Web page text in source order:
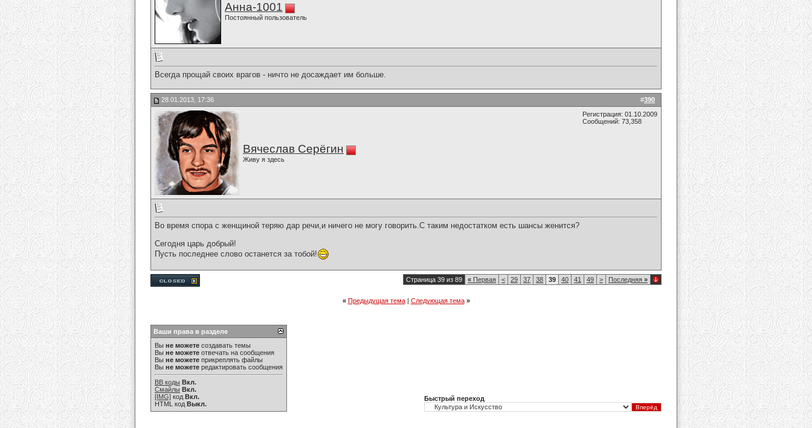
Анна-1001
Постоянный пользователь
Всегда прощай своих врагов - ничто не досаждает им больше.
#390
28.01.2013, 17:36
Вячеслав Серёгин
Живу я здесь
Регистрация: 01.10.2009
Сообщений: 73,358
Во время спора с женщиной теряю дар речи,и ничего не могу говорить.С таким недостатком есть шансы женится?
Сегодня царь добрый!
Пусть последнее слово останется за тобой!
Страница 39 из 89 « Первая < 29 37 38 39 40 41 49 > Последняя »
« Предыдущая тема| Следующая тема »
Ваши права в разделе
Вы не можете создавать темы
Вы не можете отвечать на сообщения
Вы не можете прикреплять файлы
Вы не можете редактировать сообщения
BB коды Вкл.
Смайлы Вкл.
[IMG] код Вкл.
HTML код Выкл.
Быстрый переход